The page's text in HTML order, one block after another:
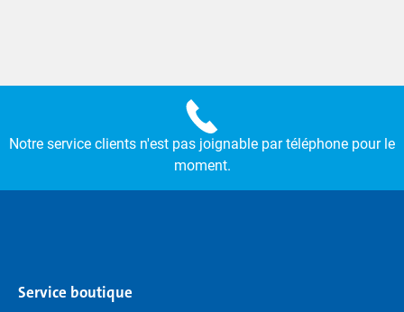
Notre service clients n'est pas joignable par téléphone pour le
moment.
Service boutique